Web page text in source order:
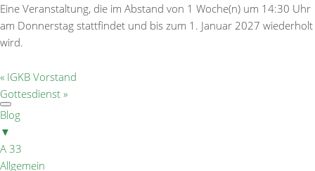
Eine Veranstaltung, die im Abstand von 1 Woche(n) um 14:30 Uhr
am Donnerstag stattfindet und bis zum 1. Januar 2027 wiederholt
wird.
« IGKB Vorstand
Gottesdienst »
Blog
▼
A 33
Allgemein